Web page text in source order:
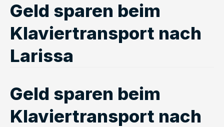
Geld sparen beim
Klaviertransport nach
Larissa
Geld sparen beim
Klaviertransport nach